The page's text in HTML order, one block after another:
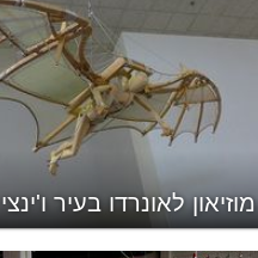
מוזיאון לאונרדו בעיר ו'ינצי